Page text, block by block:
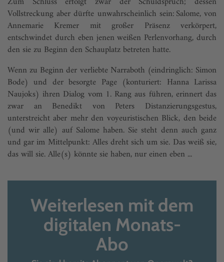
Vollstreckung aber dürfte unwahrscheinlich sein: Salome, von
Annemarie Kremer mit großer Präsenz verkörpert,
entschwindet durch eben jenen weißen Perlenvorhang, durch
den sie zu Beginn den Schauplatz betreten hatte.
Wenn zu Beginn der verliebte Narraboth (eindringlich: Simon
Bode) und der besorgte Page (konturiert: Hanna Larissa
Naujoks) ihren Dialog vom 1. Rang aus führen, erinnert das
zwar an Benedikt von Peters Distanzierungsgestus,
unterstreicht aber mehr den voyeuristischen Blick, den beide
(und wir alle) auf Salome haben. Sie steht denn auch ganz
und gar im Mittelpunkt: Alles dreht sich um sie. Das weiß sie,
das will sie. Alle(s) könnte sie haben, nur einen eben ...
Weiterlesen mit dem
digitalen Monats-
Abo